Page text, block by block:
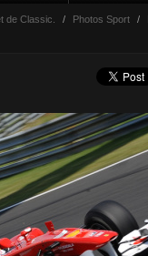
de Classic. / Photos Sport /